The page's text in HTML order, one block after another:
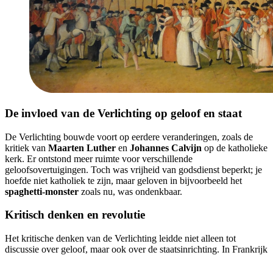
De invloed van de Verlichting op geloof en staat
De Verlichting bouwde voort op eerdere veranderingen, zoals de
kritiek van Maarten Luther en Johannes Calvijn op de katholieke
kerk. Er ontstond meer ruimte voor verschillende
geloofsovertuigingen. Toch was vrijheid van godsdienst beperkt; je
hoefde niet katholiek te zijn, maar geloven in bijvoorbeeld het
spaghetti-monster zoals nu, was ondenkbaar.
Kritisch denken en revolutie
Het kritische denken van de Verlichting leidde niet alleen tot
discussie over geloof, maar ook over de staatsinrichting. In Frankrijk